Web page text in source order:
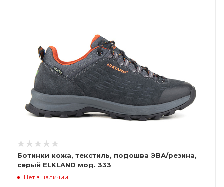
Ботинки кожа, текстиль, подошва ЭВА/резина,
серый ELKLAND мод. 333
Нет в наличии